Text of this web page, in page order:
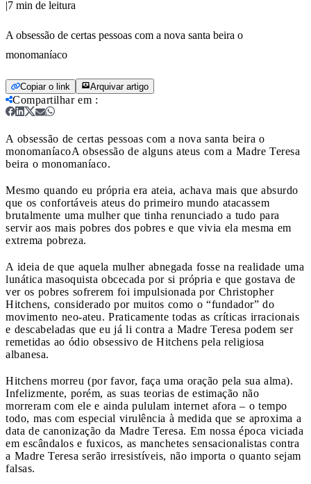
|7 min de leitura
A obsessão de certas pessoas com a nova santa beira o
monomaníaco
Copiar o link Arquivar artigo
Compartilhar em :
A obsessão de certas pessoas com a nova santa beira o
monomaníacoA obsessão de alguns ateus com a Madre Teresa
beira o monomaníaco.
Mesmo quando eu própria era ateia, achava mais que absurdo
que os confortáveis ateus do primeiro mundo atacassem
brutalmente uma mulher que tinha renunciado a tudo para
servir aos mais pobres dos pobres e que vivia ela mesma em
extrema pobreza.
A ideia de que aquela mulher abnegada fosse na realidade uma
lunática masoquista obcecada por si própria e que gostava de
ver os pobres sofrerem foi impulsionada por Christopher
Hitchens, considerado por muitos como o “fundador” do
movimento neo-ateu. Praticamente todas as críticas irracionais
e descabeladas que eu já li contra a Madre Teresa podem ser
remetidas ao ódio obsessivo de Hitchens pela religiosa
albanesa.
Hitchens morreu (por favor, faça uma oração pela sua alma).
Infelizmente, porém, as suas teorias de estimação não
morreram com ele e ainda pululam internet afora – o tempo
todo, mas com especial virulência à medida que se aproxima a
data de canonização da Madre Teresa. Em nossa época viciada
em escândalos e fuxicos, as manchetes sensacionalistas contra
a Madre Teresa serão irresistíveis, não importa o quanto sejam
falsas.